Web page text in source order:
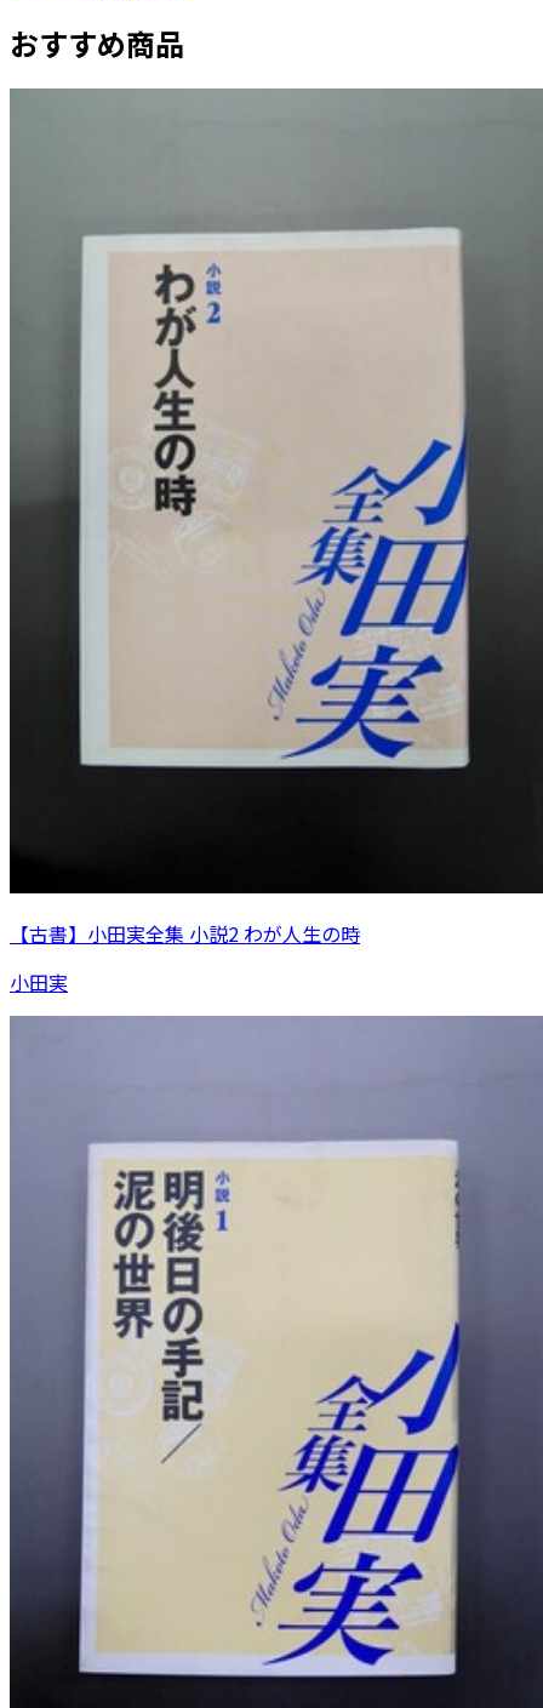
おすすめ商品
【古書】小田実全集 小説2 わが人生の時
小田実